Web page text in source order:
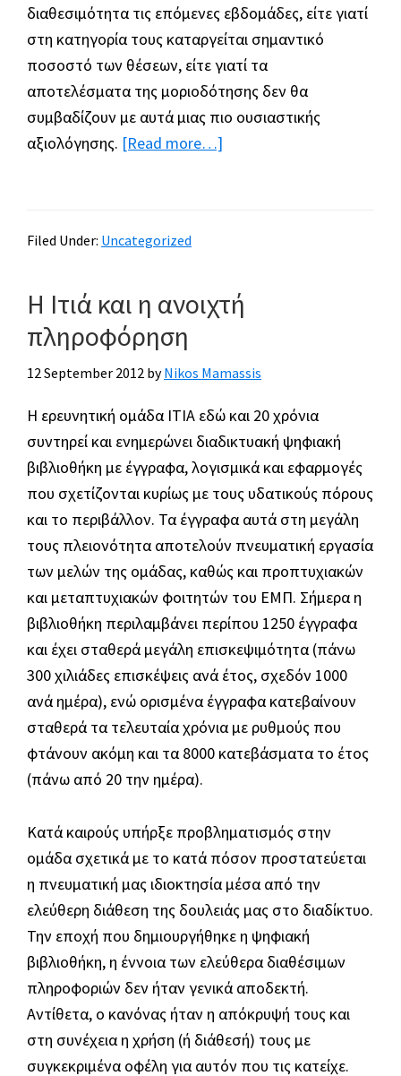
διαθεσιμότητα τις επόμενες εβδομάδες, είτε γιατί
στη κατηγορία τους καταργείται σημαντικό
ποσοστό των θέσεων, είτε γιατί τα
αποτελέσματα της μοριοδότησης δεν θα
συμβαδίζουν με αυτά μιας πιο ουσιαστικής
αξιολόγησης. [Read more…]
Filed Under: Uncategorized
Η Ιτιά και η ανοιχτή
πληροφόρηση
12 September 2012 byNikos Mamassis
Η ερευνητική ομάδα ΙΤΙΑ εδώ και 20 χρόνια
συντηρεί και ενημερώνει διαδικτυακή ψηφιακή
βιβλιοθήκη με έγγραφα, λογισμικά και εφαρμογές
που σχετίζονται κυρίως με τους υδατικούς πόρους
και το περιβάλλον. Τα έγγραφα αυτά στη μεγάλη
τους πλειονότητα αποτελούν πνευματική εργασία
των μελών της ομάδας, καθώς και προπτυχιακών
και μεταπτυχιακών φοιτητών του ΕΜΠ. Σήμερα η
βιβλιοθήκη περιλαμβάνει περίπου 1250 έγγραφα
και έχει σταθερά μεγάλη επισκεψιμότητα (πάνω
300 χιλιάδες επισκέψεις ανά έτος, σχεδόν 1000
ανά ημέρα), ενώ ορισμένα έγγραφα κατεβαίνουν
σταθερά τα τελευταία χρόνια με ρυθμούς που
φτάνουν ακόμη και τα 8000 κατεβάσματα το έτος
(πάνω από 20 την ημέρα).
Κατά καιρούς υπήρξε προβληματισμός στην
ομάδα σχετικά με το κατά πόσον προστατεύεται
η πνευματική μας ιδιοκτησία μέσα από την
ελεύθερη διάθεση της δουλειάς μας στο διαδίκτυο.
Την εποχή που δημιουργήθηκε η ψηφιακή
βιβλιοθήκη, η έννοια των ελεύθερα διαθέσιμων
πληροφοριών δεν ήταν γενικά αποδεκτή.
Αντίθετα, ο κανόνας ήταν η απόκρυψή τους και
στη συνέχεια η χρήση (ή διάθεσή) τους με
συγκεκριμένα οφέλη για αυτόν που τις κατείχε.